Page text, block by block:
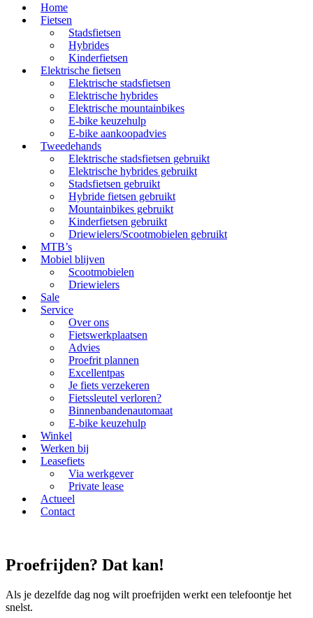
Home
Fietsen
Stadsfietsen
Hybrides
Kinderfietsen
Elektrische fietsen
Elektrische stadsfietsen
Elektrische hybrides
Elektrische mountainbikes
E-bike keuzehulp
E-bike aankoopadvies
Tweedehands
Elektrische stadsfietsen gebruikt
Elektrische hybrides gebruikt
Stadsfietsen gebruikt
Hybride fietsen gebruikt
Mountainbikes gebruikt
Kinderfietsen gebruikt
Driewielers/Scootmobielen gebruikt
MTB’s
Mobiel blijven
Scootmobielen
Driewielers
Sale
Service
Over ons
Fietswerkplaatsen
Advies
Proefrit plannen
Excellentpas
Je fiets verzekeren
Fietssleutel verloren?
Binnenbandenautomaat
E-bike keuzehulp
Winkel
Werken bij
Leasefiets
Via werkgever
Private lease
Actueel
Contact
Proefrijden? Dat kan!
Als je dezelfde dag nog wilt proefrijden werkt een telefoontje het
snelst.